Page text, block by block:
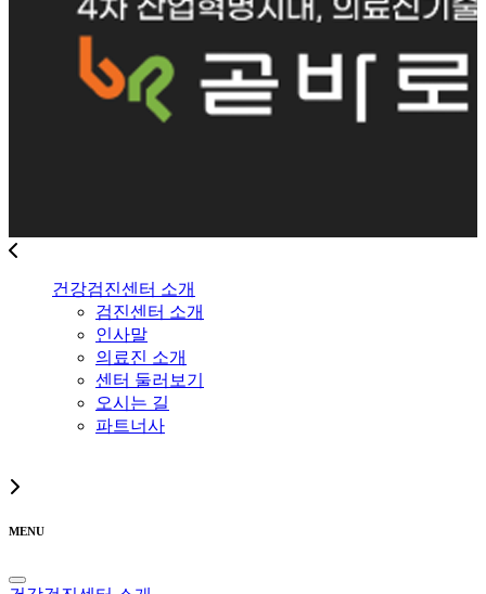
건강검진센터 소개
검진센터 소개
인사말
의료진 소개
센터 둘러보기
오시는 길
파트너사
MENU